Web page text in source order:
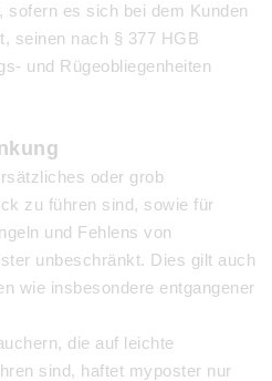
es sich bei dem Kunden
seinen nach § 377 HGB
und Rügeobliegenheiten
oder grob
zu führen sind, sowie für
und Fehlens von
unbeschränkt. Dies gilt auch
wie insbesondere entgangener
die auf leichte
sind, haftet myposter nur